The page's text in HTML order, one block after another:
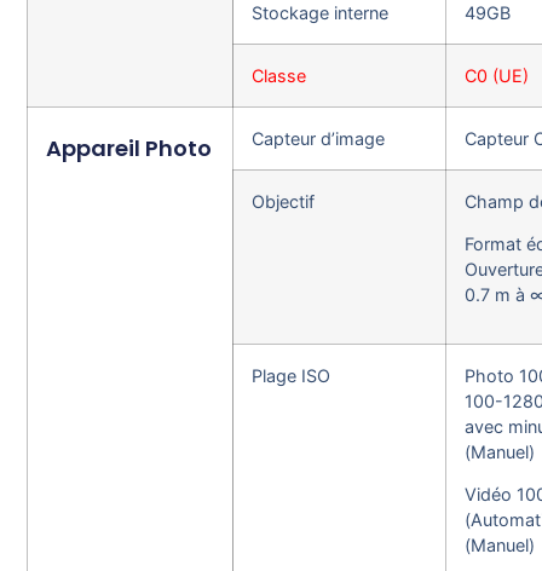
Stockage interne 49GB
Classe C0 (UE)
Appareil Photo Capteur d’image Capteur
Objectif Champ
Format
0.7 m à
Plage ISO
Photo
100-
avec
(Manuel)
Vidéo
(Manuel)